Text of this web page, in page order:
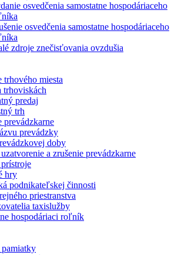
osvedčenia samostatne hospodáriaceho
osvedčenia samostatne hospodáriaceho
zdroje znečisťovania ovzdušia
trhového miesta
trhoviskách
predaj
trh
prevádzkarne
prevádzky
doby
a zrušenie prevádzkarne
hry
podnikateľskej činnosti
priestranstva
taxislužby
hospodáriaci roľník